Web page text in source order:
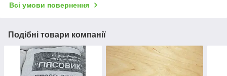
Всі умови повернення
Подібні товари компанії